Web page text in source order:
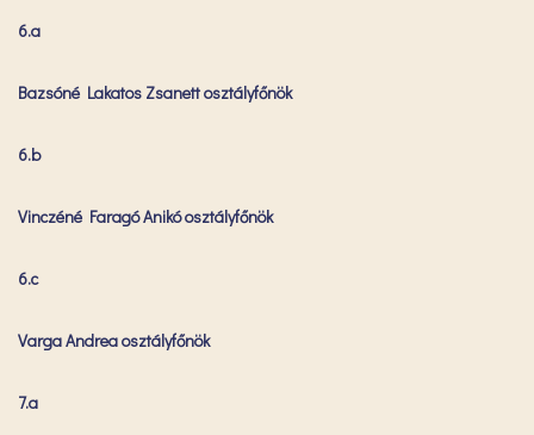
6.a
Bazsóné Lakatos Zsanett osztályfőnök
6.b
Vinczéné Faragó Anikó osztályfőnök
6.c
Varga Andrea osztályfőnök
7.a